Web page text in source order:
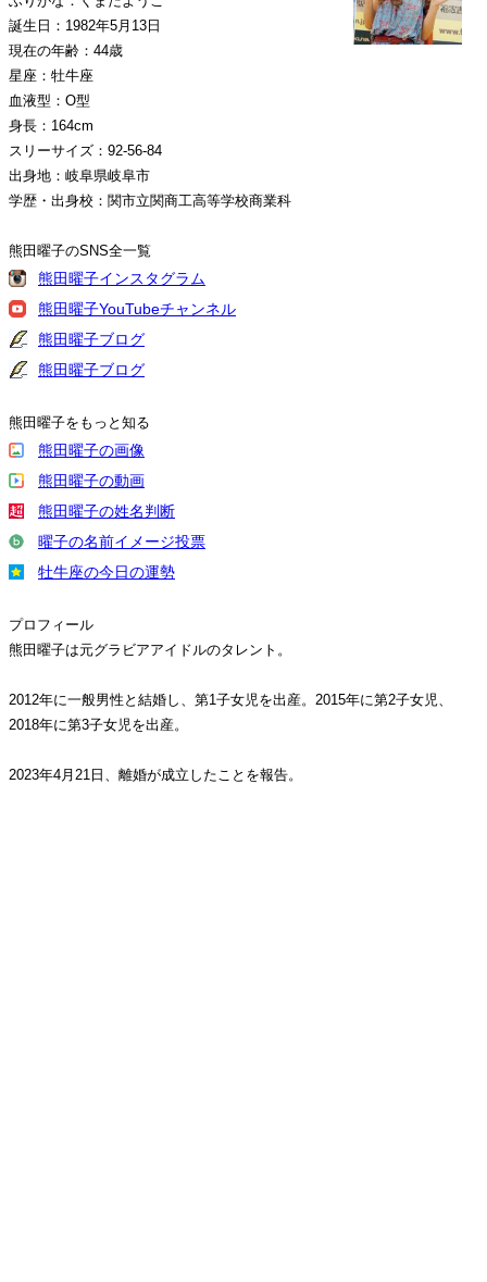
誕生日：1982年5月13日
現在の年齢：44歳
星座：牡牛座
血液型：O型
身長：164cm
スリーサイズ：92-56-84
出身地：岐阜県岐阜市
学歴・出身校：関市立関商工高等学校商業科
熊田曜子のSNS全一覧
熊田曜子インスタグラム
熊田曜子YouTubeチャンネル
熊田曜子ブログ
熊田曜子ブログ
熊田曜子をもっと知る
熊田曜子の画像
熊田曜子の動画
熊田曜子の姓名判断
曜子の名前イメージ投票
牡牛座の今日の運勢
プロフィール
熊田曜子は元グラビアアイドルのタレント。
2012年に一般男性と結婚し、第1子女児を出産。2015年に第2子女児、
2018年に第3子女児を出産。
2023年4月21日、離婚が成立したことを報告。